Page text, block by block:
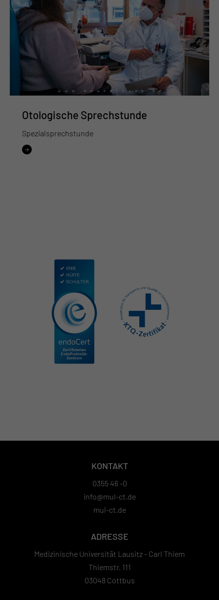
Otologische Sprechstunde
Spezialsprechstunde
KONTAKT
0355 46 -0
info@mul-ct.de
mul-ct.de
ADRESSE
Medizinische Universität Lausitz - Carl Thiem
Thiemstr. 111
03048 Cottbus